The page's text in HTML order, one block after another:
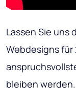
Lassen Sie uns
Webdesigns für
bleiben werden.